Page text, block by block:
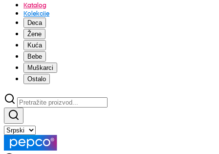
Katalog
Kolekcije
Deca
Žene
Kuća
Bebe
Muškarci
Ostalo